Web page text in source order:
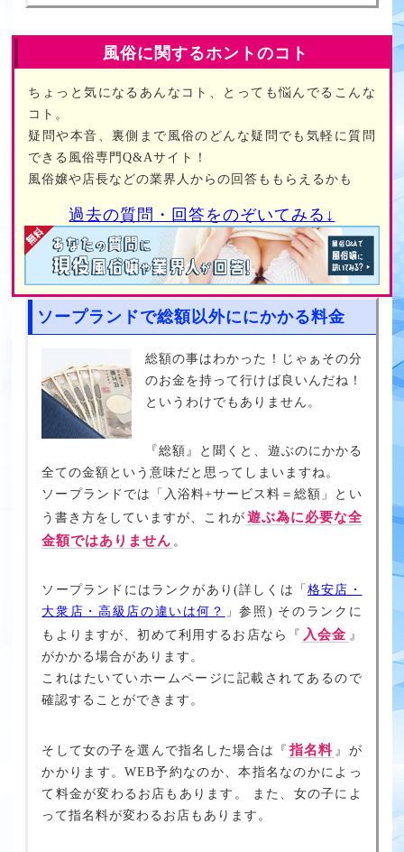
風俗に関するホントのコト
ちょっと気になるあんなコト、とっても悩んでるこんな
コト。
疑問や本音、裏側まで風俗のどんな疑問でも気軽に質問
できる風俗専門Q&Aサイト！
風俗嬢や店長などの業界人からの回答ももらえるかも
過去の質問・回答をのぞいてみる↓
ソープランドで総額以外ににかかる料金
総額の事はわかった！じゃぁその分
のお金を持って行けば良いんだね！
というわけでもありません。
『総額』と聞くと、遊ぶのにかかる
全ての金額という意味だと思ってしまいますね。
ソープランドでは「入浴料+サービス料＝総額」とい
う書き方をしていますが、これが 遊ぶ為に必要な全
金額ではありません 。
ソープランドにはランクがあり(詳しくは「格安店・
大衆店・高級店の違いは何？
」参照) そのランクに
もよりますが、初めて利用するお店なら『 入会金 』
がかかる場合があります。
これはたいていホームページに記載されてあるので
確認することができます。
そして女の子を選んで指名した場合は『 指名料 』が
かかります。WEB予約なのか、本指名なのかによっ
て料金が変わるお店もあります。 また、女の子によ
って指名料が変わるお店もあります。